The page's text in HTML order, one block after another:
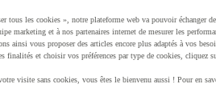
tous les cookies », notre plateforme web va pouvoir échanger
marketing et à nos partenaires internet de mesurer les
ainsi vous proposer des articles encore plus adaptés à vos
finalités et choisir vos préférences par type de cookies, cliquez
visite sans cookies, vous êtes le bienvenu aussi ! Pour en